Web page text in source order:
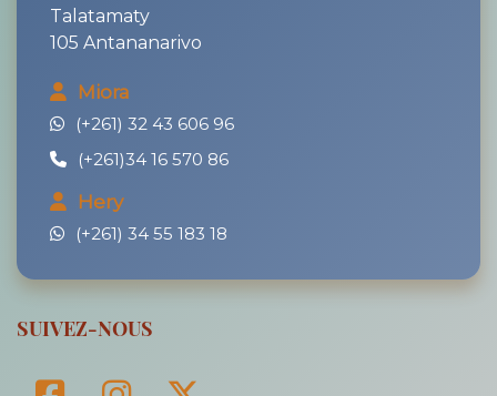
Talatamaty
105 Antananarivo
Miora
(+261) 32 43 606 96
(+261)34 16 570 86
Hery
(+261) 34 55 183 18
SUIVEZ-NOUS